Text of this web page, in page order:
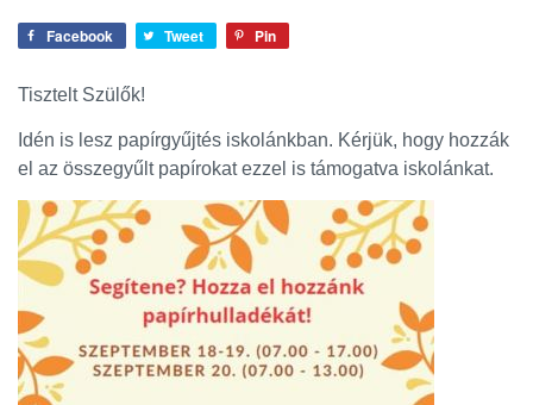
Facebook Tweet Pin
Tisztelt Szülők!
Idén is lesz papírgyűjtés iskolánkban. Kérjük, hogy hozzák
el az összegyűlt papírokat ezzel is támogatva iskolánkat.